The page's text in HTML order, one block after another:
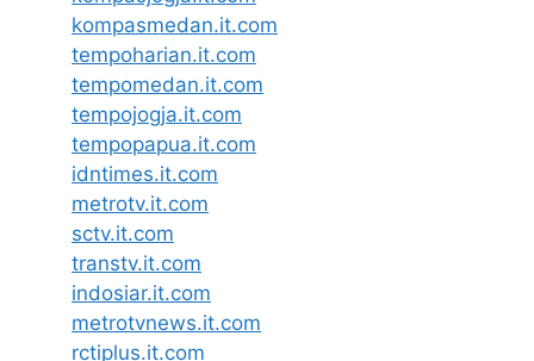
kompasmedan.it.com
tempoharian.it.com
tempomedan.it.com
tempojogja.it.com
tempopapua.it.com
idntimes.it.com
metrotv.it.com
sctv.it.com
transtv.it.com
indosiar.it.com
metrotvnews.it.com
rctiplus.it.com